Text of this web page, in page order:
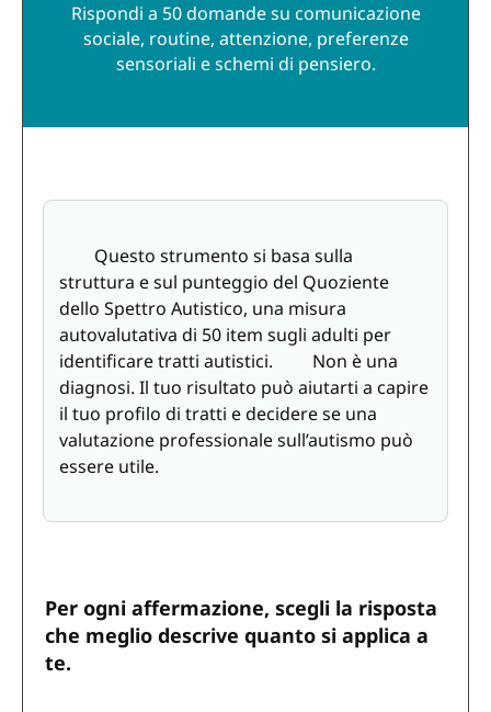
Rispondi a 50 domande su comunicazione
sociale, routine, attenzione, preferenze
sensoriali e schemi di pensiero.
Questo strumento si basa sulla
struttura e sul punteggio del Quoziente
dello Spettro Autistico, una misura
autovalutativa di 50 item sugli adulti per
identificare tratti autistici. Non è una
diagnosi. Il tuo risultato può aiutarti a capire
il tuo profilo di tratti e decidere se una
valutazione professionale sull’autismo può
essere utile.
Per ogni affermazione, scegli la risposta
che meglio descrive quanto si applica a
te.